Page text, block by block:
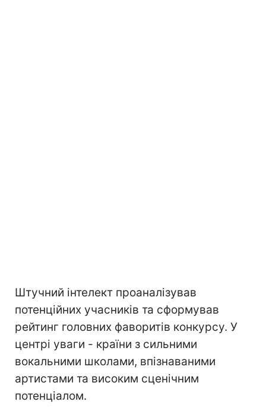
Штучний інтелект проаналізував
потенційних учасників та сформував
рейтинг головних фаворитів конкурсу. У
центрі уваги - країни з сильними
вокальними школами, впізнаваними
артистами та високим сценічним
потенціалом.